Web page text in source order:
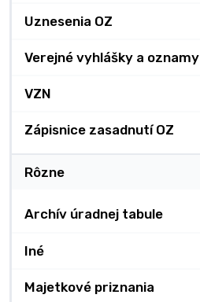
Uznesenia OZ
Verejné vyhlášky a oznamy
VZN
Zápisnice zasadnutí OZ
Rôzne
Archív úradnej tabule
Iné
Majetkové priznania